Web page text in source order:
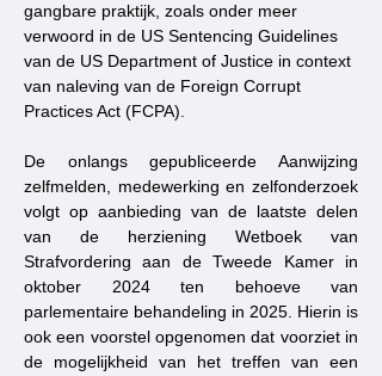
gangbare praktijk, zoals onder meer
verwoord in de US Sentencing Guidelines
van de US Department of Justice in context
van naleving van de Foreign Corrupt
Practices Act (FCPA).
De onlangs gepubliceerde Aanwijzing
zelfmelden, medewerking en zelfonderzoek
volgt op aanbieding van de laatste delen
van de herziening Wetboek van
Strafvordering aan de Tweede Kamer in
oktober 2024 ten behoeve van
parlementaire behandeling in 2025. Hierin is
ook een voorstel opgenomen dat voorziet in
de mogelijkheid van het treffen van een